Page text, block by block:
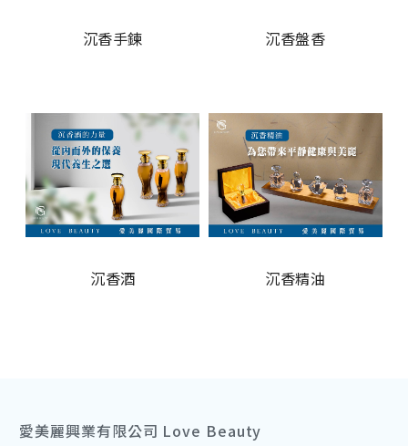
沉香手鍊 沉香盤香
沉香酒 沉香精油
愛美麗興業有限公司 Love Beauty